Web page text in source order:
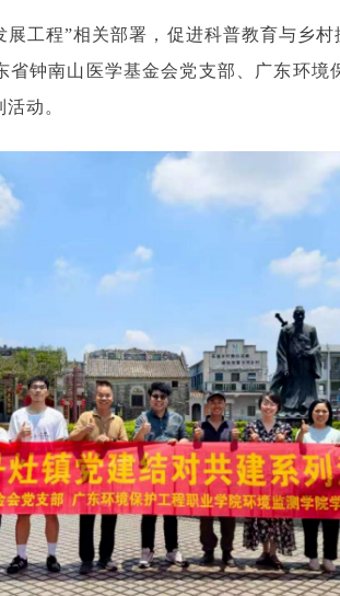
工程”相关部署，促进科普教育与乡
钟南山医学基金会党支部、广东环
动。